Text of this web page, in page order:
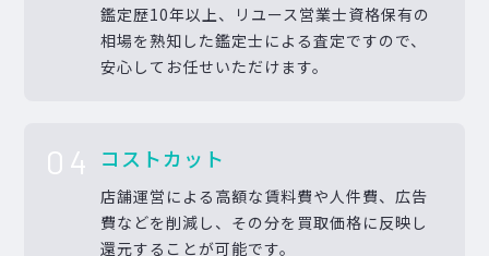
鑑定歴10年以上、リユース営業士資格保有の
相場を熟知した鑑定士による査定ですので、
安心してお任せいただけます。
04 コストカット
店舗運営による高額な賃料費や人件費、広告
費などを削減し、その分を買取価格に反映し
還元することが可能です。